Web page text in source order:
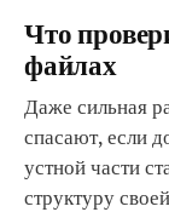
Что
файлах
Даже сильная
спасают, если
устной части
структуру